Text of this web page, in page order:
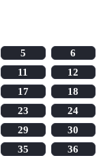
5
6
11
12
17
18
23
24
29
30
35
36